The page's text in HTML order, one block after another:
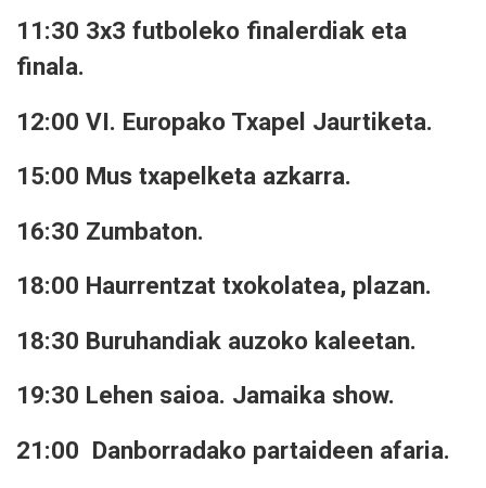
11:30 3x3 futboleko finalerdiak eta
finala.
12:00 VI. Europako Txapel Jaurtiketa.
15:00 Mus txapelketa azkarra.
16:30 Zumbaton.
18:00 Haurrentzat txokolatea, plazan.
18:30 Buruhandiak auzoko kaleetan.
19:30 Lehen saioa. Jamaika show.
21:00 Danborradako partaideen afaria.